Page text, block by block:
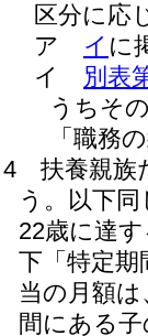
区分に応
ア
イ に
イ
別表
うちそ
「職務
4
扶養親族
う。以下同
22歳に達
下「特定
当の月額は
間にある